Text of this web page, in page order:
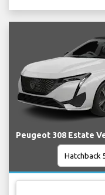
Peugeot 308 Estate